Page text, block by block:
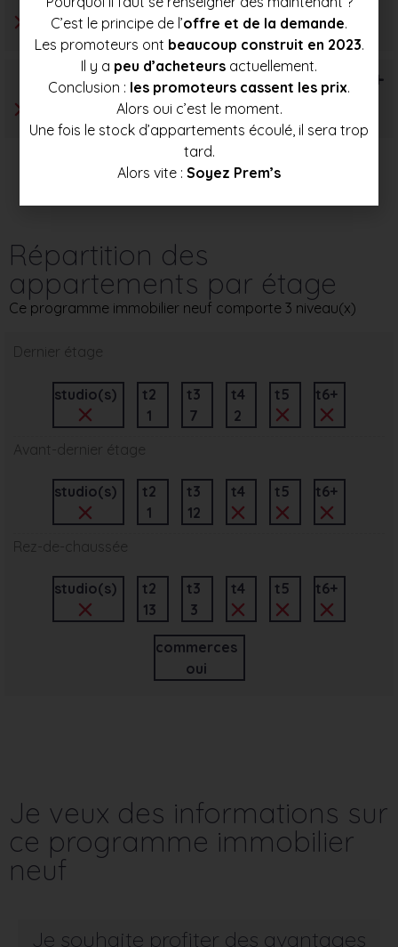
T6+
Répartition des
appartements par étage
Ce programme immobilier neuf comporte 3 niveau(x)
Dernier étage
studio(s)
t2
1
t3
7
t4
2
t5 t6+
Avant-dernier étage
studio(s)
t2
1
t3
12
t4 t5 t6+
Rez-de-chaussée
studio(s)
t2
13
t3
3
t4 t5 t6+
commerces
oui
Je veux des informations sur
ce programme immobilier
neuf
Je souhaite profiter des avantages
C’est le principe de l’offre et de la demande.
Les promoteurs ont beaucoup construit en 2023.
Il y a peu d’acheteurs actuellement.
Conclusion : les promoteurs cassent les prix.
Alors oui c’est le moment.
Une fois le stock d’appartements écoulé, il sera trop
tard.
Alors vite : Soyez Prem’s